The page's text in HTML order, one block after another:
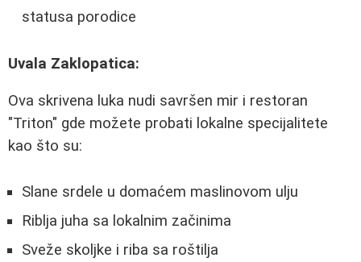
statusa porodice
Uvala Zaklopatica:
Ova skrivena luka nudi savršen mir i restoran
"Triton" gde možete probati lokalne specijalitete
kao što su:
Slane srdele u domaćem maslinovom ulju
Riblja juha sa lokalnim začinima
Sveže skoljke i riba sa roštilja